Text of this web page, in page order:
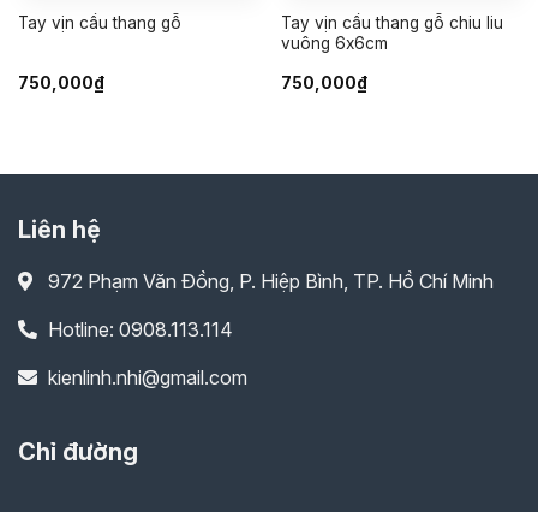
Tay vịn cầu thang gỗ
750,000₫
Tay vịn cầu thang gỗ chiu liu
vuông 6x6cm
750,000₫
Liên hệ
972 Phạm Văn Đồng, P. Hiệp Bình, TP. Hồ Chí Minh
Hotline: 0908.113.114
kienlinh.nhi@gmail.com
Chỉ đường